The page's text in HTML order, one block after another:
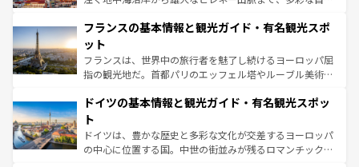
ませてくれるイタリアで、忘れられない旅をしてみよう！
なお、新着のイタリア情報は
しい。
文化が根付くこの国では、情熱的なフラメンコ、熱気あふ
れる闘牛、そして美味しいタパスが生活の一部となってい
る。首都マドリードの洗練された雰囲気や、バルセロナの
アートに溢れた街角から、地方では古代ローマ遺跡や中世
せる。地方によって風土や気候が異なるスペインはその個
ンテンツ一覧 を参照してほしい。
フランスの基本情報と観光ガイド・有名観光スポ
ット
フランスは、世界中の旅行者を魅了し続けるヨーロッパ屈
指の観光地だ。首都パリのエッフェル塔やルーブル美術館
で、幅広い魅力が詰まっている。華麗な宮殿、歴史的な大
聖堂、美しいビーチ、そして豊かな自然が、訪れる者を心
から魅了する。また、フランスは美食の国としても知ら
れ、フランス料理はユネスコ無形文化遺産にも登録されて
ドイツの基本情報と観光ガイド・有名観光スポッ
ト
ドイツは、豊かな歴史と多彩な文化が交差するヨーロッパ
の中心に位置する国。中世の街並みが残るロマンチック街